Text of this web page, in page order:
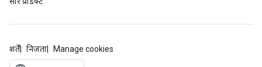
शर्तें निजता Manage cookies